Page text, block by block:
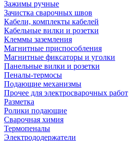
Зажимы ручные
Зачистка сварочных швов
Кабели, комплекты кабелей
Кабельные вилки и розетки
Клеммы заземления
Магнитные приспособления
Магнитные фиксаторы и уголки
Панельные вилки и розетки
Пеналы-термосы
Подающие механизмы
Прочее для электросварочных работ
Разметка
Ролики подающие
Сварочная химия
Термопеналы
Электрододержатели